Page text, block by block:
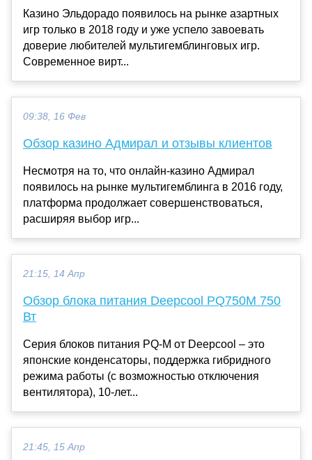
Казино Эльдорадо появилось на рынке азартных
игр только в 2018 году и уже успело завоевать
доверие любителей мультигемблинговых игр.
Современное вирт...
09:38, 16 Фев
Обзор казино Адмирал и отзывы клиентов
Несмотря на то, что онлайн-казино Адмирал
появилось на рынке мультигемблинга в 2016 году,
платформа продолжает совершенствоваться,
расширяя выбор игр...
21:15, 14 Апр
Обзор блока питания Deepcool PQ750M 750
Вт
Серия блоков питания PQ-M от Deepcool – это
японские конденсаторы, поддержка гибридного
режима работы (с возможностью отключения
вентилятора), 10-лет...
21:45, 15 Апр